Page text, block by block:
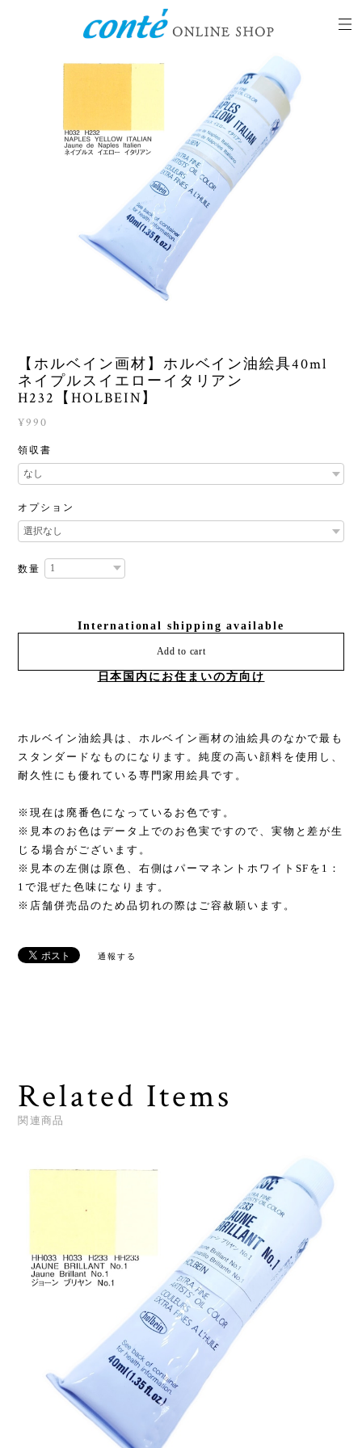
【ホルベイン画材】ホルベイン油絵具40ml
ネイプルスイエローイタリアン
H232【HOLBEIN】
¥990
領収書
オプション
数量
International shipping available
Add to cart
日本国内にお住まいの方向け
ホルベイン油絵具は、ホルベイン画材の油絵具のなかで最も
スタンダードなものになります。純度の高い顔料を使用し、
耐久性にも優れている専門家用絵具です。
※現在は廃番色になっているお色です。
※見本のお色はデータ上でのお色実ですので、実物と差が生
じる場合がございます。
※見本の左側は原色、右側はパーマネントホワイトSFを1：
1で混ぜた色味になります。
※店舗併売品のため品切れの際はご容赦願います。
通報する
Related Items
関連商品